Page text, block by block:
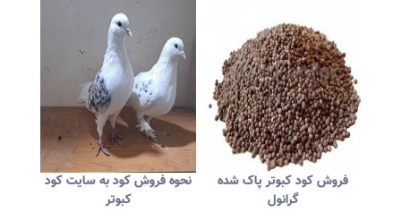
نحوه فروش کود به سایت کود
کبوتر
فروش کود کبوتر پاک شده
گرانول